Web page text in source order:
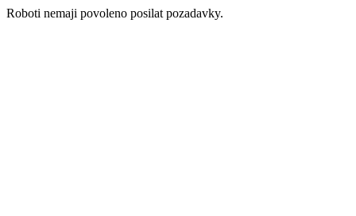
Roboti nemaji povoleno posilat pozadavky.